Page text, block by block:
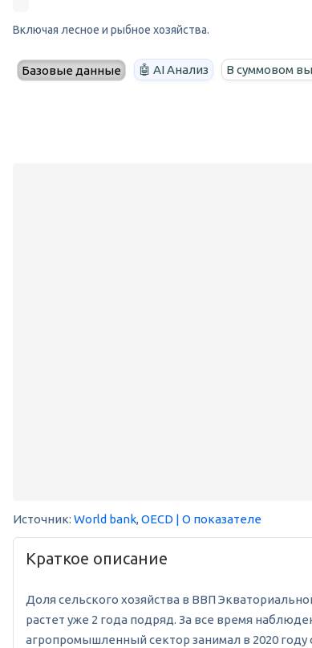
Включая лесное и рыбное хозяйства.
Базовые данные 🤖 AI Анализ В суммовом
Источник: World bank,OECD | О показателе
Краткое описание
Доля сельского хозяйства в ВВП
растет уже 2 года подряд. За все время
агропромышленный сектор занимал в 2020 году